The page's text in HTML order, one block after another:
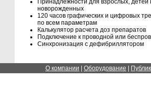
новорожденных
120 часов графических и цифровых
по всем параметрам
Калькулятор расчета доз препаратов
Подключение к проводной или
Синхронизация с дефибриллятором
О компании Оборудование